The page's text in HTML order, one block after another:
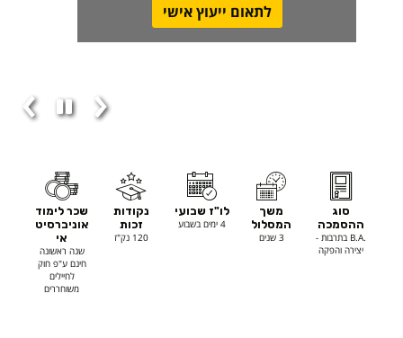
לתאום ייעוץ אישי
סוג
ההסמכה
.B.A בתרבות -
יצירה והפקה
משך
המסלול
3 שנים
לו"ז שבועי
4 ימים בשבוע
נקודות
זכות
120 נק"ז
שכר לימוד
אוניברסיט
אי
שנה ראשונה
חינם ע"פ חוק
לחיילים
משוחררים